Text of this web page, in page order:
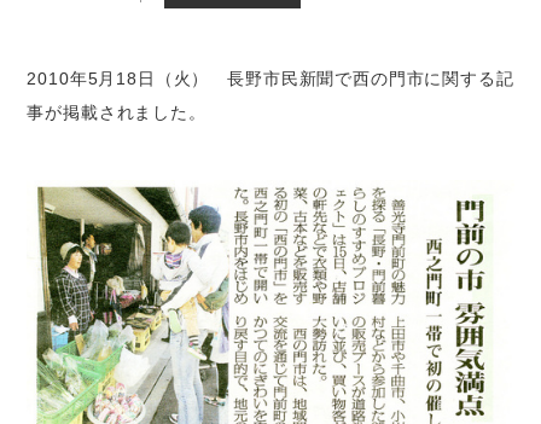
2010年5月18日（火） 長野市民新聞で西の門市に関する記
事が掲載されました。